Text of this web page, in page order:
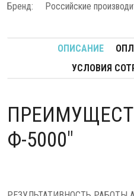
Бренд: Российские
ОПИСАНИЕ
УСЛОВИЯ
Ф-5000"